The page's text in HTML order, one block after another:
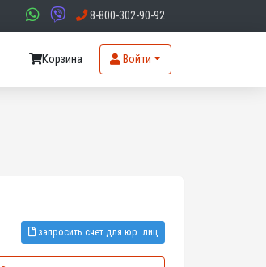
8-800-302-90-92
Корзина Войти
запросить счет для юр. лиц